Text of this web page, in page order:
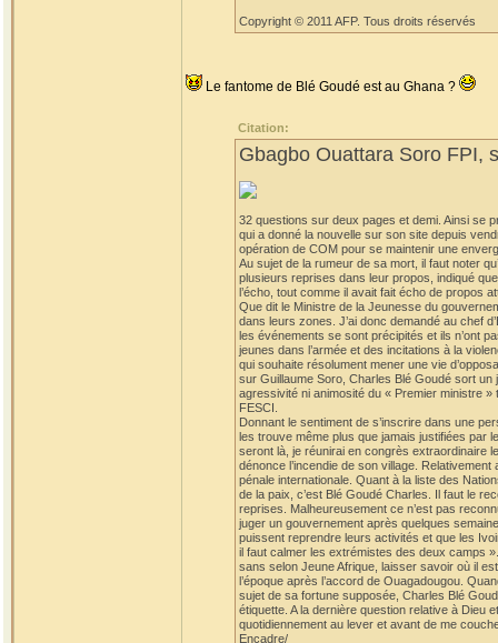
Copyright © 2011 AFP. Tous droits réservés
Le fantome de Blé Goudé est au Ghana ?
Citation:
Gbagbo Ouattara Soro FPI,
32 questions sur deux pages et demi. Ainsi se
qui a donné la nouvelle sur son site depuis
opération de COM pour se maintenir une
Au sujet de la rumeur de sa mort, il faut noter
plusieurs reprises dans leur propos, indiqué
l’écho, tout comme il avait fait écho de propos
Que dit le Ministre de la Jeunesse du
dans leurs zones. J’ai donc demandé au chef
les événements se sont précipités et ils n’ont
jeunes dans l’armée et des incitations à la
qui souhaite résolument mener une vie
sur Guillaume Soro, Charles Blé Goudé sort
agressivité ni animosité du « Premier ministre
FESCI.
Donnant le sentiment de s’inscrire dans une
les trouve même plus que jamais justifiées par
seront là, je réunirai en congrès extraordinaire
dénonce l’incendie de son village.
pénale internationale. Quant à la liste des
de la paix, c’est Blé Goudé Charles. Il faut le
reprises. Malheureusement ce n’est pas
juger un gouvernement après quelques
puissent reprendre leurs activités et que les
il faut calmer les extrémistes des deux camps
sans selon Jeune Afrique, laisser savoir où il
l’époque après l’accord de Ouagadougou.
sujet de sa fortune supposée, Charles Blé
étiquette. A la dernière question relative à Dieu
quotidiennement au lever et avant de me
Encadre/